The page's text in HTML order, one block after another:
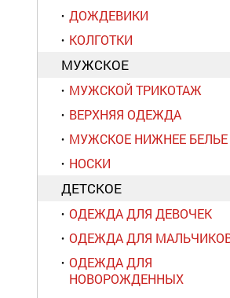
ДОЖДЕВИКИ
КОЛГОТКИ
МУЖСКОЕ
МУЖСКОЙ ТРИКОТАЖ
ВЕРХНЯЯ ОДЕЖДА
МУЖСКОЕ НИЖНЕЕ БЕЛЬЕ
НОСКИ
ДЕТСКОЕ
ОДЕЖДА ДЛЯ ДЕВОЧЕК
ОДЕЖДА ДЛЯ
ОДЕЖДА ДЛЯ
НОВОРОЖДЕННЫХ